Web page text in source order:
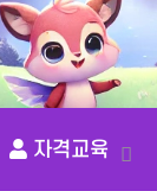
자격교육